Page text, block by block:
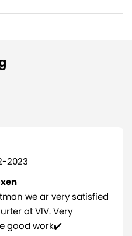
2023
we ar very satisfied
at VIV. Very
good work✔️